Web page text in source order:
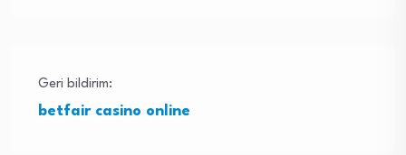
Geri bildirim:
betfair casino online